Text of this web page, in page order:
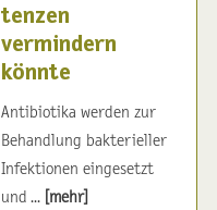
tenzen
vermindern
könnte
Antibiotika werden zur
Behandlung bakterieller
Infektionen eingesetzt
und ... [mehr]